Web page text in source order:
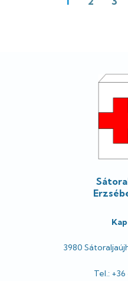
Jelenlegi
Oldal
3980
Tel.: